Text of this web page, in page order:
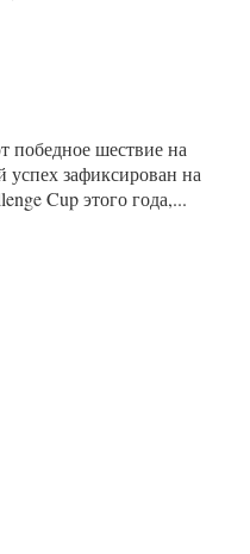
победное шествие на
зафиксирован на
Cup этого года,...